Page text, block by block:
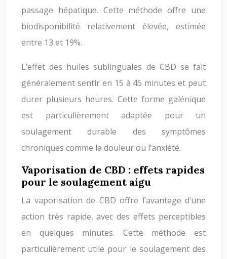
passage hépatique. Cette méthode offre une
biodisponibilité relativement élevée, estimée
entre 13 et 19%.
L’effet des huiles sublinguales de CBD se fait
généralement sentir en 15 à 45 minutes et peut
durer plusieurs heures. Cette forme galénique
est particulièrement adaptée pour un
soulagement durable des symptômes
chroniques comme la douleur ou l’anxiété.
Vaporisation de CBD : effets rapides
pour le soulagement aigu
La vaporisation de CBD offre l’avantage d’une
action très rapide, avec des effets perceptibles
en quelques minutes. Cette méthode est
particulièrement utile pour le soulagement des